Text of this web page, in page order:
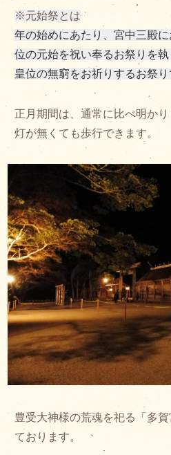
※元始祭とは
年の始めにあたり、宮中三殿
位の元始を祝い奉るお祭りを
皇位の無窮をお祈りするお祭り
正月期間は、通常に比べ明か
灯が無くても歩行できます。
豊受大神様の荒魂を祀る「多
ております。